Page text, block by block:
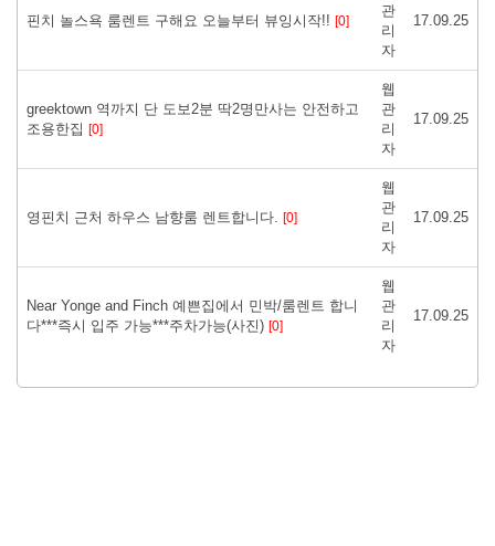
핀치 놀스욕 룸렌트 구해요 오늘부터 뷰잉시작!! [0]
관
리
자
17.09.25
greektown 역까지 단 도보2분 딱2명만사는 안전하고
조용한집 [0]
웹
관
리
자
17.09.25
영핀치 근처 하우스 남향룸 렌트합니다. [0]
웹
관
리
자
17.09.25
Near Yonge and Finch 예쁜집에서 민박/룸렌트 합니
다***즉시 입주 가능***주차가능(사진) [0]
웹
관
리
자
17.09.25